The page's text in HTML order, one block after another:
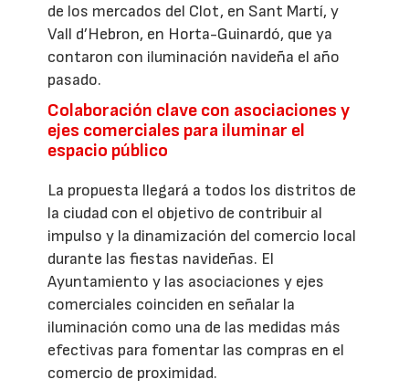
de los mercados del Clot, en Sant Martí, y
Vall d’Hebron, en Horta-Guinardó, que ya
contaron con iluminación navideña el año
pasado.
Colaboración clave con asociaciones y
ejes comerciales para iluminar el
espacio público
La propuesta llegará a todos los distritos de
la ciudad con el objetivo de contribuir al
impulso y la dinamización del comercio local
durante las fiestas navideñas. El
Ayuntamiento y las asociaciones y ejes
comerciales coinciden en señalar la
iluminación como una de las medidas más
efectivas para fomentar las compras en el
comercio de proximidad.